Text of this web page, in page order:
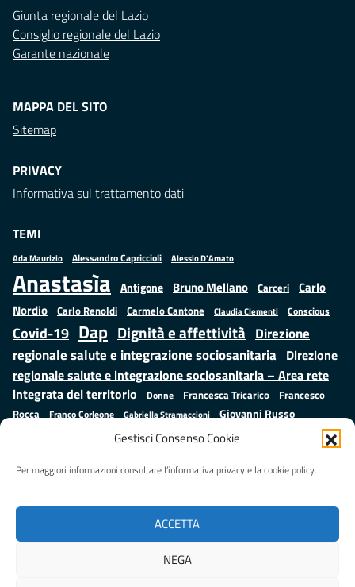
Gestisci Consenso Cookie
Per maggiori informazioni consultare l’informativa privacy e la cookie policy.
ACCETTA
NEGA
Giunta regionale del Lazio
Consiglio regionale del Lazio
Garante nazionale
MAPPA DEL SITO
Sitemap
PRIVACY
Informativa sul trattamento dati
TEMI
Ada Maurizio Alessandro Capriccioli Alessio D'Amato
Anastasìa Antigone Bruno Mellano Carceri
Carlo
Nordio Carlo Renoldi Carmelo Cantone Claudia Clementi Conscious
Covid-19 Dap Dignità e affettività Direzione
regionale salute e integrazione sociosanitaria Direzione
regionale salute e integrazione sociosanitaria – Area rete
integrata del territorio
Donne Francesca Tricarico
Francesco
Rocca
Franco Corleone Gabriella Stramaccioni Giovanni Russo
Giuseppe Emanuele Cangemi Istruzione e cultura
Mauro
Palma ministero della Giustizia Minori Misure
Regione Lazio
Salute Samuele Ciambriello
Sarah Grieco Situazione in numeri
Valentina Calderone